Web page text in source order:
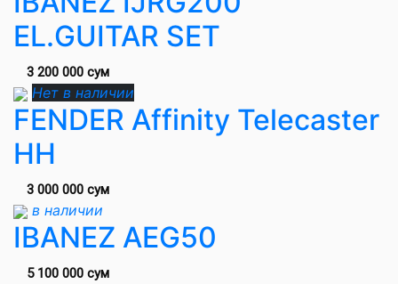
EL.GUITAR SET
3 200 000 сум
Нет в наличии
FENDER Affinity Telecaster
HH
3 000 000 сум
в наличии
IBANEZ AEG50
5 100 000 сум